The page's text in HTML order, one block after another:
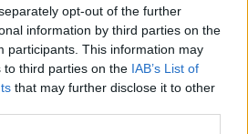
opt-out of the further
information by third parties on the
participants. This information may
to third parties on the IAB’s List of
that may further disclose it to other